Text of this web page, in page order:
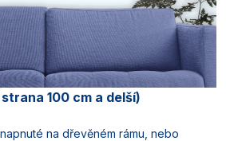
100 cm a delší)
na dřevěném rámu, nebo